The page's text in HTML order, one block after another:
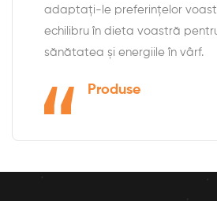
adaptați-le preferințelor
echilibru în dieta voastră
sănătatea și energiile în vârf.
Produse